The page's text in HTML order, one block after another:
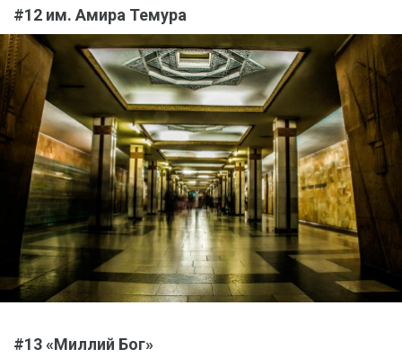
#12 им. Амира Темура
#13 «Миллий Бог»